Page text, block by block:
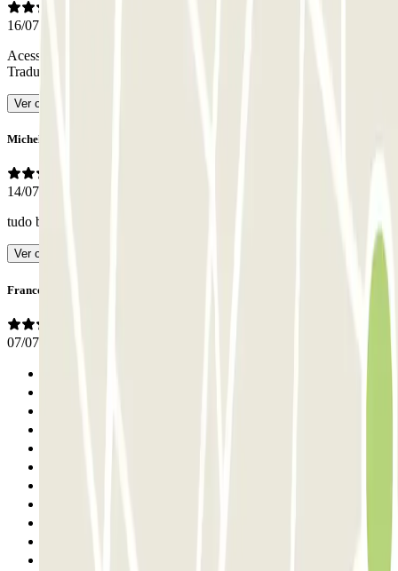
16/07/2026
Acesso a pé do exterior não visível. É preciso entrar pela rampa
Traduzido com IA
Ver original
Michele
14/07/2026
tudo bom,
Ver original
Francesca
07/07/2026